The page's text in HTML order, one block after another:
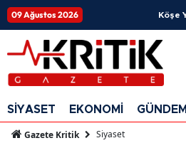
09 Ağustos 2026 Köşe
SİYASET EKONOMİ GÜNDEM
Gazete Kritik Siyaset